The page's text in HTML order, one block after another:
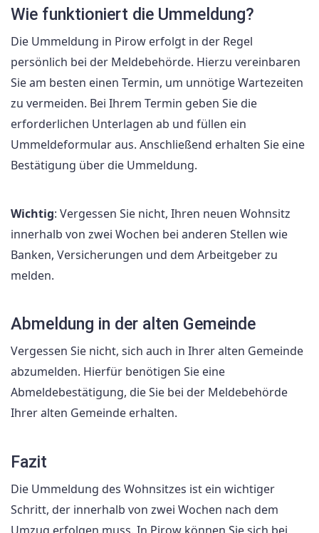
Wie funktioniert die Ummeldung?
Die Ummeldung in Pirow erfolgt in der Regel
persönlich bei der Meldebehörde. Hierzu vereinbaren
Sie am besten einen Termin, um unnötige Wartezeiten
zu vermeiden. Bei Ihrem Termin geben Sie die
erforderlichen Unterlagen ab und füllen ein
Ummeldeformular aus. Anschließend erhalten Sie eine
Bestätigung über die Ummeldung.
Wichtig: Vergessen Sie nicht, Ihren neuen Wohnsitz
innerhalb von zwei Wochen bei anderen Stellen wie
Banken, Versicherungen und dem Arbeitgeber zu
melden.
Abmeldung in der alten Gemeinde
Vergessen Sie nicht, sich auch in Ihrer alten Gemeinde
abzumelden. Hierfür benötigen Sie eine
Abmeldebestätigung, die Sie bei der Meldebehörde
Ihrer alten Gemeinde erhalten.
Fazit
Die Ummeldung des Wohnsitzes ist ein wichtiger
Schritt, der innerhalb von zwei Wochen nach dem